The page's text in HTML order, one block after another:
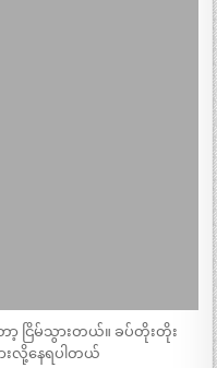
ြိမ်သွားတယ်။ ခပ်တိုးတိုး
းလို့နေရပါတယ်